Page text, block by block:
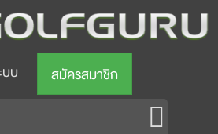
บบ สมัครสมาชิก